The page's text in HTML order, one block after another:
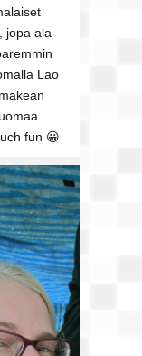
jopa ala-
Lao
fun 😀